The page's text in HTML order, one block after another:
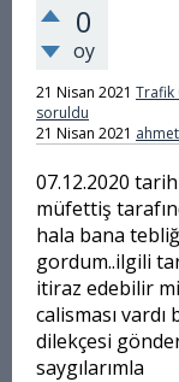
0
oy
21 Nisan 2021 Trafik
soruldu
21 Nisan 2021
07.12.2020
müfettiş
hala bana
gordum..ilgili
itiraz edebilir
calisması
dilekçesi
saygılarımla